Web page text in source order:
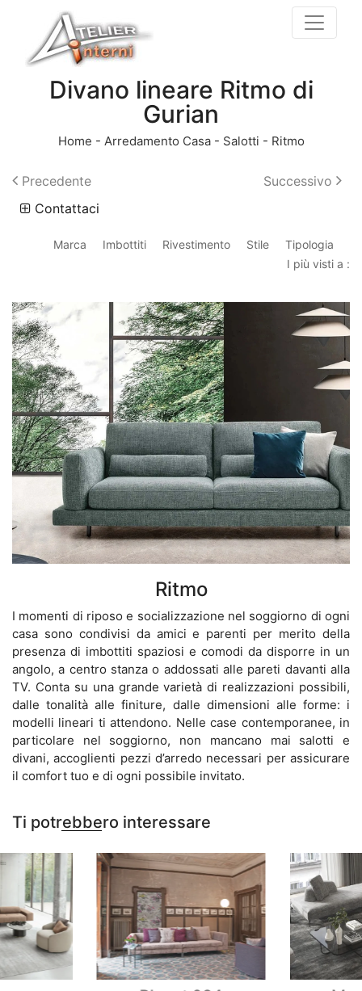
Divano lineare Ritmo di
Gurian
Home - Arredamento Casa- Salotti - Ritmo
Precedente
Successivo
Contattaci
Marca Imbottiti Rivestimento Stile
Tipologia
I più visti a :
Ritmo
I momenti di riposo e socializzazione nel soggiorno di ogni
casa sono condivisi da amici e parenti per merito della
presenza di imbottiti spaziosi e comodi da disporre in un
angolo, a centro stanza o addossati alle pareti davanti alla
TV. Conta su una grande varietà di realizzazioni possibili,
dalle tonalità alle finiture, dalle dimensioni alle forme: i
modelli lineari ti attendono. Nelle case contemporanee, in
particolare nel soggiorno, non mancano mai salotti e
divani, accoglienti pezzi d’arredo necessari per assicurare
il comfort tuo e di ogni possibile invitato.
Ti potrebbero interessare